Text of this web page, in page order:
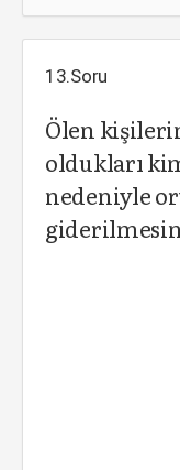
13.Soru
Ölen
oldukları
nedeniyle